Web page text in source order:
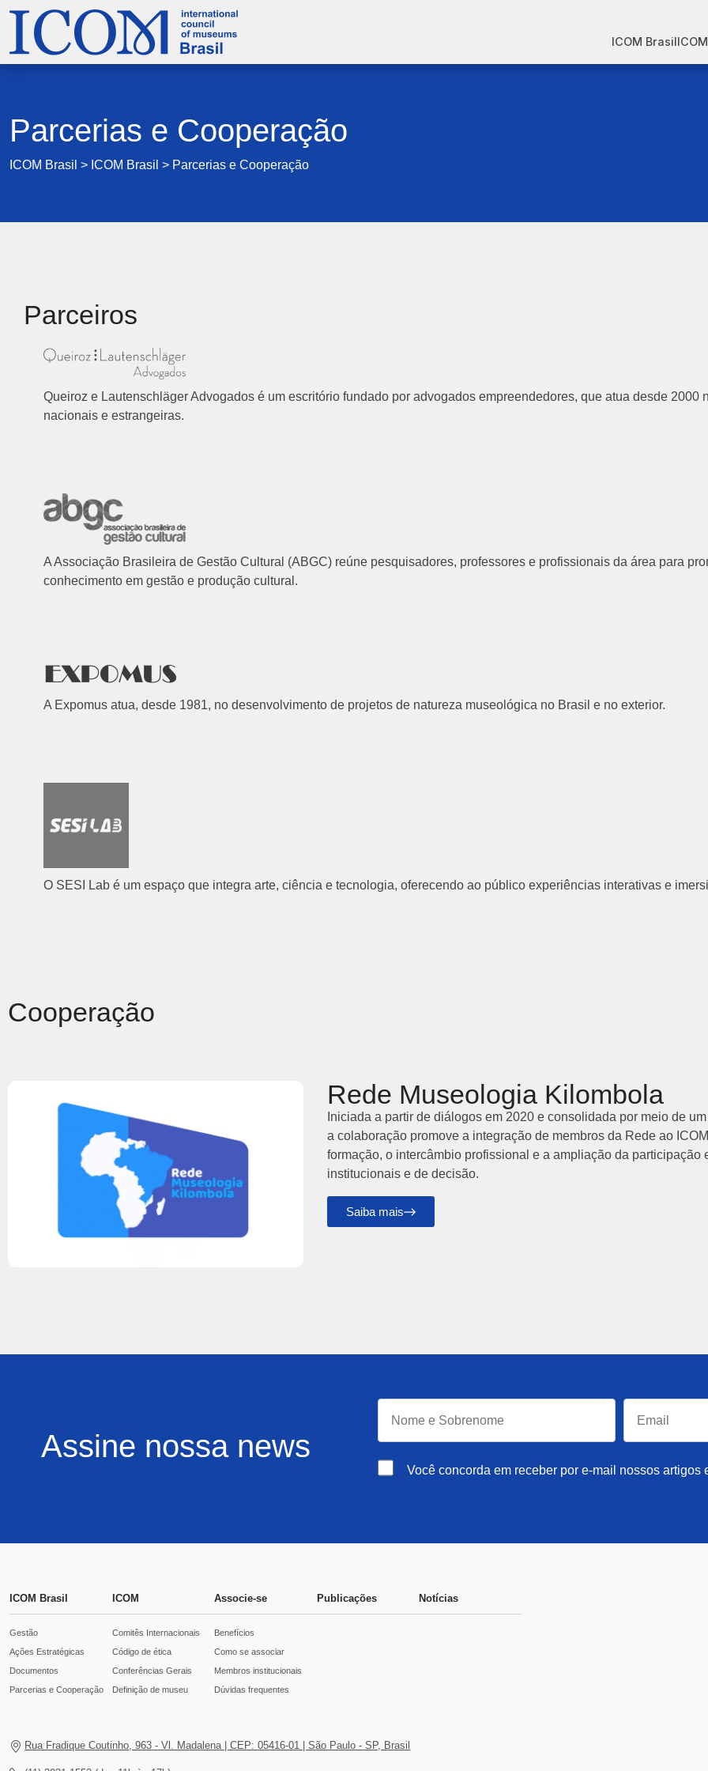
ICOM BrasilICOM
Parcerias e Cooperação
ICOM Brasil > ICOM Brasil > Parcerias e Cooperação
Parceiros
Queiroz e Lautenschläger Advogados é um escritório fundado por advogados empreendedores, que atua desde
nacionais e estrangeiras.
A Associação Brasileira de Gestão Cultural (ABGC) reúne pesquisadores, professores e profissionais da área para
conhecimento em gestão e produção cultural.
A Expomus atua, desde 1981, no desenvolvimento de projetos de natureza museológica no Brasil e no exterior.
O SESI Lab é um espaço que integra arte, ciência e tecnologia, oferecendo ao público experiências interativas e
Cooperação
Rede Museologia Kilombola
Iniciada a partir de diálogos em 2020 e consolidada por meio de
a colaboração promove a integração de membros da Rede ao
formação, o intercâmbio profissional e a ampliação da participação
institucionais e de decisão.
Saiba mais
Assine nossa news
Você concorda em receber por e-mail nossos artigos
ICOM Brasil
Gestão
Ações Estratégicas
Documentos
Parcerias e Cooperação
ICOM
Comitês Internacionais
Código de ética
Conferências Gerais
Definição de museu
Associe-se
Benefícios
Como se associar
Membros institucionais
Dúvidas frequentes
Publicações Notícias
Rua Fradique Coutinho, 963 - Vl. Madalena | CEP: 05416-01 | São Paulo - SP, Brasil